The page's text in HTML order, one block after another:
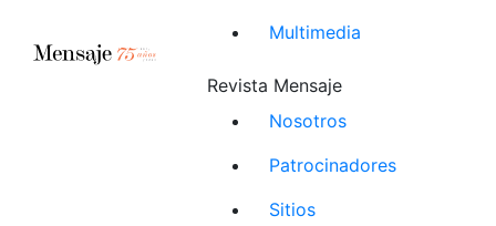
Multimedia
Revista Mensaje
Nosotros
Patrocinadores
Sitios